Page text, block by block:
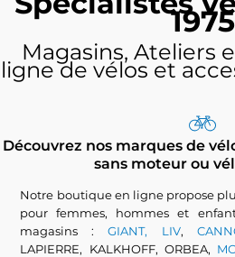
1975
Magasins, Ateliers
ligne de vélos et
Découvrez nos marques de
sans moteur ou
Notre boutique en ligne propose
pour femmes, hommes et
magasins :GIANT, LIV,
LAPIERRE, KALKHOFF, ORBEA,